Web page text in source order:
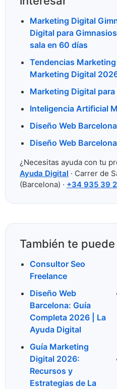
Marketing Digital
Digital para
sala en 60 días
Tendencias
Marketing Digital
Marketing Digital para
Inteligencia Artificial
Diseño Web
Diseño Web Barcelona
¿Necesitas ayuda con tu
Ayuda Digital · Carrer de
(Barcelona) · +34 935 39
También te
Consultor Seo
Freelance
Diseño Web
Barcelona: Guía
Completa 2026 | La
Ayuda Digital
Guía Marketing
Digital 2026:
Recursos y
Estrategias de La